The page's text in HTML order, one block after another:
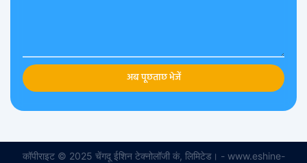
अब पूछताछ भेजें
कॉपीराइट © 2025 चेंगदू ईशिन टेक्नोलॉजी कं, लिमिटेड। - www.eshine-